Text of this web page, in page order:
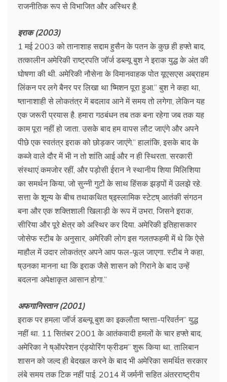
राजनीतिक रूप से विभाजित और अस्थिर है.
इराक (2003)
1 मई 2003 को तानाशाह सद्दाम हुसैन के पतन के कुछ ही हफ्ते बाद,
तत्कालीन अमेरिकी राष्ट्रपति जॉर्ज डब्ल्यू बुश ने इराक युद्ध के अंत की
घोषणा की थी. अमेरिकी नौसेना के विमानवाहक पोत यूएसएस अब्राहम
लिंकन पर लगे बैनर पर लिखा था ष्मिशन पूरा हुआ.” बुश ने कहा था,
ष्तानाशाही से लोकतंत्र में बदलाव आने में समय तो लगेगा, लेकिन यह
एक जरूरी प्रयास है. हमारा गठबंधन तब तक बना रहेगा जब तक यह
काम पूरा नहीं हो जाता. उसके बाद हम वापस लौट जाएंगे और अपने
पीछे एक स्वतंत्र इराक को छोड़कर जाएंगे.” हालांकि, इसके बाद के
कब्जे वाले दौर में भी न तो शांति आई और न ही स्थिरता. सरकारी
संस्थाएं कमजोर रहीं, और पड़ोसी ईरान ने स्थानीय शिया मिलिशिया
का समर्थन किया, जो सुन्नी गुटों के साथ हिंसक झड़पों में उलझे रहे.
सत्ता के शून्य के बीच तथाकथित ष्इस्लामिक स्टेटष् आतंकी संगठन
बना और एक शक्तिशाली खिलाड़ी के रूप में उभरा, जिसने इराक,
सीरिया और पूरे क्षेत्र को अस्थिर कर दिया. अमेरिकी इतिहासकार
जोसेफ स्टीब के अनुसार, अमेरिकी लोग इस गलतफहमी में थे कि ऐसे
माहौल में उदार लोकतंत्र अपने आप फल-फूल जाएगा. स्टीब ने कहा,
ष्उनका मानना था कि इराक जैसे शासन को गिराने के बाद उन्हें
बदलना अपेक्षाकृत आसान होगा.”
अफगानिस्तान (2001)
इराक पर हमला जॉर्ज डब्ल्यू बुश का इकलौता ष्सत्ता-परिवर्तन” युद्ध
नहीं था. 11 सितंबर 2001 के आतंकवादी हमलों के चार हफ्ते बाद,
अमेरिका ने ष्ऑपरेशन एंड्योरिंग फ्रीडम” शुरू किया था. तालिबान
शासन को जल्द ही बेदखल करने के बाद भी अमेरिका समर्थित सरकार
लंबे समय तक टिक नहीं पाई. 2014 में जर्मनी सहित अंतरराष्ट्रीय